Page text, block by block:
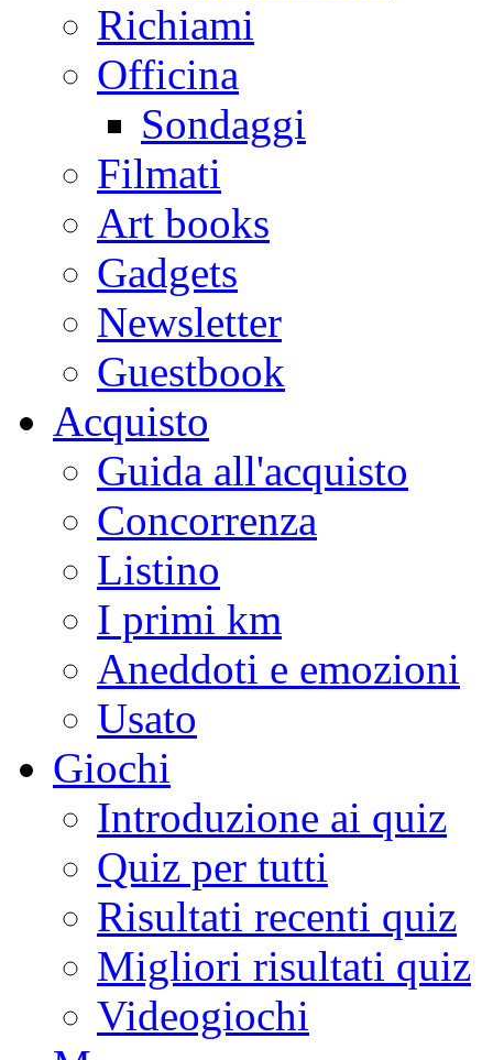
Richiami
Officina
Sondaggi
Filmati
Art books
Gadgets
Newsletter
Guestbook
Acquisto
Guida all'acquisto
Concorrenza
Listino
I primi km
Aneddoti e emozioni
Usato
Giochi
Introduzione ai quiz
Quiz per tutti
Risultati recenti quiz
Migliori risultati quiz
Videogiochi